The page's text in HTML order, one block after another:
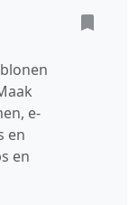
e-
en
en